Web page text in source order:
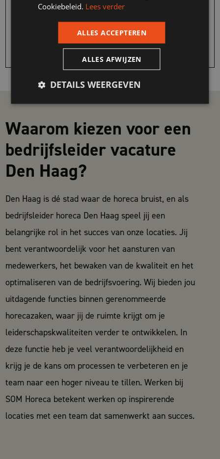
Den Haag Fulltime
BEKIJK VACATURE
Waarom kiezen voor een
bedrijfsleider vacature
Den Haag?
Den Haag is dé stad waar de horeca bruist, en als
bedrijfsleider horeca Den Haag speel jij een
belangrijke rol in het succes van onze locaties. Jij
bent verantwoordelijk voor het aansturen van
medewerkers, het bewaken van de kwaliteit en het
optimaliseren van de bedrijfsvoering. Wij bieden jou
uitdagende functies binnen gerenommeerde
horecazaken, waar jij de ruimte krijgt om je
leiderschapskwaliteiten verder te ontwikkelen. In
deze functie heb je veel verantwoordelijkheid en
krijg je de kans om processen te verbeteren en je
team naar een hoger niveau te tillen. Werken bij
SOM Horeca betekent werken op inspirerende
locaties met een team dat samenwerkt aan succes.
Cookiebeleid. Lees verder
ALLES ACCEPTEREN
ALLES AFWIJZEN
DETAILS WEERGEVEN